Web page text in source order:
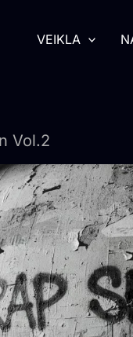
VEIKLA
Vol.2